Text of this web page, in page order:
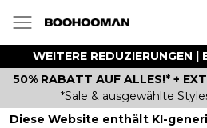
WEITERE REDUZIERUNGEN
50% RABATT AUF ALLES!* +
*Sale & ausgewählte
Diese Website enthält KI-